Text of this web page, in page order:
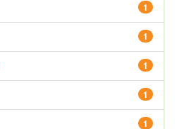
1
1
1
1
1